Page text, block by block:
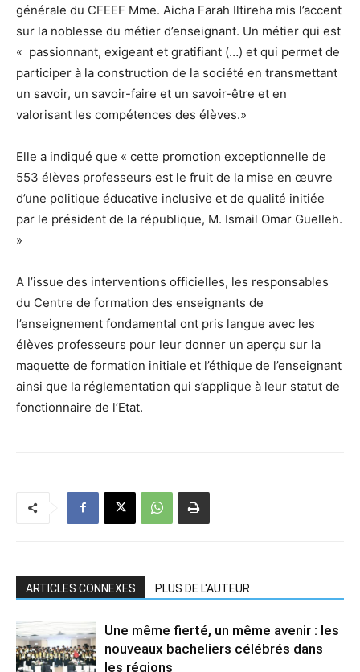
générale du CFEEF Mme. Aicha Farah Iltireha mis l’accent
sur la noblesse du métier d’enseignant. Un métier qui est
« passionnant, exigeant et gratifiant (…) et qui permet de
participer à la construction de la société en transmettant
un savoir, un savoir-faire et un savoir-être et en
valorisant les compétences des élèves.»
Elle a indiqué que « cette promotion exceptionnelle de
553 élèves professeurs est le fruit de la mise en œuvre
d’une politique éducative inclusive et de qualité initiée
par le président de la république, M. Ismail Omar Guelleh.
»
A l’issue des interventions officielles, les responsables
du Centre de formation des enseignants de
l’enseignement fondamental ont pris langue avec les
élèves professeurs pour leur donner un aperçu sur la
maquette de formation initiale et l’éthique de l’enseignant
ainsi que la réglementation qui s’applique à leur statut de
fonctionnaire de l’Etat.
ARTICLES CONNEXES PLUS DE L'AUTEUR
Une même fierté, un même avenir : les
nouveaux bacheliers célébrés dans
les régions